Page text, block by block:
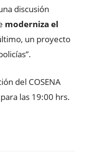
discusión
moderniza el
un proyecto
del COSENA
las 19:00 hrs.